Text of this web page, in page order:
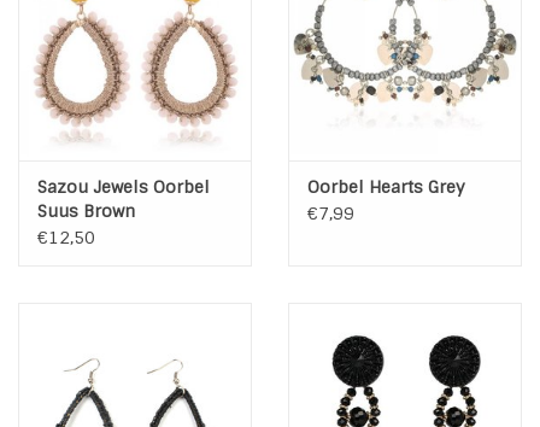
Sazou Jewels Oorbel
Suus Brown
€12,50
Oorbel Hearts Grey
€7,99